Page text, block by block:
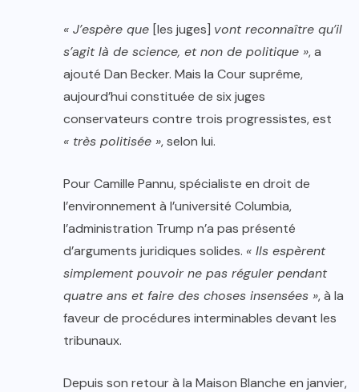
« J’espère que [les juges] vont reconnaître qu’il
s’agit là de science, et non de politique », a
ajouté Dan Becker. Mais la Cour suprême,
aujourd’hui constituée de six juges
conservateurs contre trois progressistes, est
« très politisée », selon lui.
Pour Camille Pannu, spécialiste en droit de
l’environnement à l’université Columbia,
l’administration Trump n’a pas présenté
d’arguments juridiques solides. « Ils espèrent
simplement pouvoir ne pas réguler pendant
quatre ans et faire des choses insensées », à la
faveur de procédures interminables devant les
tribunaux.
Depuis son retour à la Maison Blanche en janvier,